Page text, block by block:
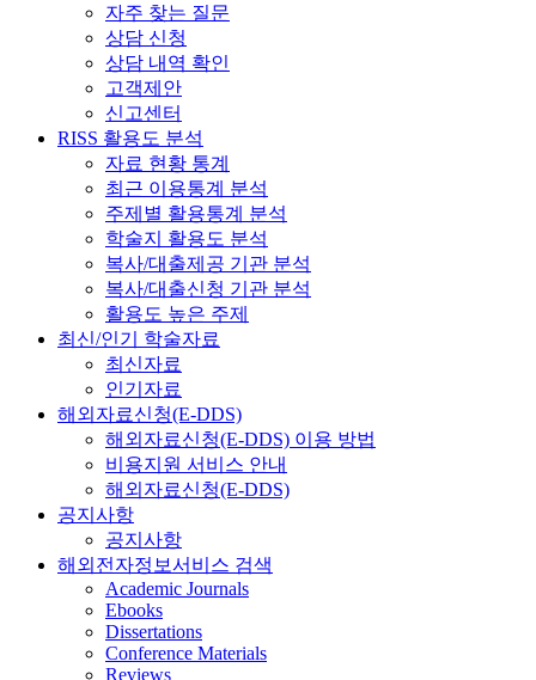
자주 찾는 질문
상담 신청
상담 내역 확인
고객제안
신고센터
RISS 활용도 분석
자료 현황 통계
최근 이용통계 분석
주제별 활용통계 분석
학술지 활용도 분석
복사/대출제공 기관 분석
복사/대출신청 기관 분석
활용도 높은 주제
최신/인기 학술자료
최신자료
인기자료
해외자료신청(E-DDS)
해외자료신청(E-DDS) 이용 방법
비용지원 서비스 안내
해외자료신청(E-DDS)
공지사항
공지사항
해외전자정보서비스 검색
Academic Journals
Ebooks
Dissertations
Conference Materials
Reviews